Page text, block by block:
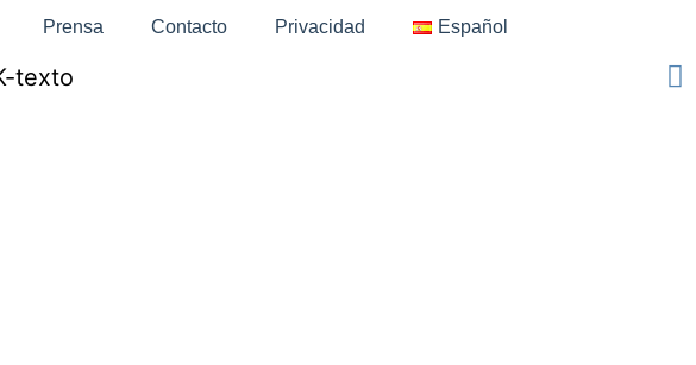
Prensa Contacto Privacidad Español